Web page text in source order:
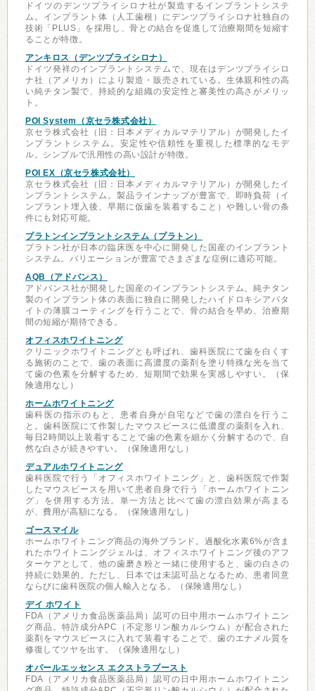
ドイツのデンツプライシロナ社が製造するインプラントシステ
ム。インプラント体（人工歯根）にデンツプライシロナ社独自の
技術「PLUS」を採用し、骨との結合を促進して治療期間を短縮す
ることが特徴。
アンキロス（デンツプライシロナ）
ドイツ発祥のインプラントシステムで、現在はデンツプライシロ
ナ社（アメリカ）により製造・販売されている。生体親和性の高
い純チタン製で、持続的な組織の安定性と審美性の高さがメリッ
ト。
POI System（京セラ株式会社）
京セラ株式会社（旧：日本メディカルマテリアル）が開発したイ
ンプラントシステム。安定性や信頼性を重視した標準的なモデ
ル。シンプルで汎用性の高い設計が特徴。
POI EX（京セラ株式会社）
京セラ株式会社（旧：日本メディカルマテリアル）が開発したイ
ンプラントシステム。製品ラインナップが豊富で、即時負荷（イ
ンプラント埋入後、早期に仮歯を装着すること）や難しい骨の条
件にも対応可能。
プラトンインプラントシステム（プラトン）
プラトン社が日本の臨床医を中心に開発した国産のインプラント
システム。バリエーションが豊富でさまざまな症例に適応可能。
AQB（アドバンス）
アドバンス社が開発した国産のインプラントシステム。純チタン
製のインプラント体の表面に独自に開発したハイドロキシアパタ
イトの薄膜コーティングを行うことで、骨の結合を早め、治療期
間の短縮が期待できる。
オフィスホワイトニング
クリニックホワイトニングとも呼ばれ、歯科医院にて歯を白くす
る施術のことで、歯の表面に高濃度の薬剤を塗り特殊な光を当て
て歯の色素を分解するため、短期間で効果を実感しやすい。（保
険適用なし）
ホームホワイトニング
歯科医の指示のもと、患者自身が自宅などで歯の漂白を行うこ
と。歯科医院にて作製したマウスピースに低濃度の薬剤を入れ、
毎日2時間以上装着することで歯の色素を細かく分解するので、自
然な白さが続きやすい。（保険適用なし）
デュアルホワイトニング
歯科医院で行う「オフィスホワイトニング」と、歯科医院で作製
したマウスピースを用いて患者自身で行う「ホームホワイトニン
グ」を併用する方法。単一方法と比べて歯の漂白効果が高まる
が、費用が高額になる。（保険適用なし）
ゴースマイル
ホームホワイトニング商品の海外ブランド。過酸化水素6%が含ま
れたホワイトニングジェルは、オフィスホワイトニング後のアフ
ターケアとして、他の歯磨き粉と一緒に使用すると、歯の白さの
持続に効果的。ただし、日本では未認可品となるため、患者同意
ならびに歯科医院の個人輸入となる。（保険適用なし）
デイ ホワイト
FDA（アメリカ食品医薬品局）認可の日中用ホームホワイトニン
グ商品。特許成分APC（不定形リン酸カルシウム）が配合された
薬剤をマウスピースに入れて装着することで、歯のエナメル質を
修復してツヤを出す。（保険適用なし）
オパールエッセンス エクストラブースト
FDA（アメリカ食品医薬品局）認可の日中用ホームホワイトニン